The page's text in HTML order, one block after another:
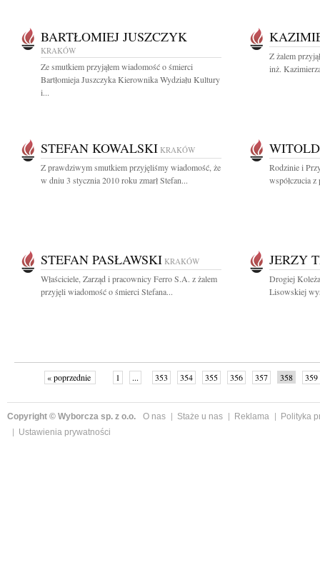
BARTŁOMIEJ JUSZCZYK
KRAKÓW
Ze smutkiem przyjąłem wiadomość o śmierci
Bartłomieja Juszczyka Kierownika Wydziału Kultury
i...
Z żalem
inż.
STEFAN KOWALSKI KRAKÓW
Z prawdziwym smutkiem przyjęliśmy wiadomość, że
w dniu 3 stycznia 2010 roku zmarł Stefan...
Rodzinie i
współczucia
STEFAN PASŁAWSKI KRAKÓW
Właściciele, Zarząd i pracownicy Ferro S.A. z żalem
przyjęli wiadomość o śmierci Stefana...
JERZY
Drogiej
Lisowskiej
« poprzednie 1 ... 353 354 355 356 357 358 359
Copyright © Wyborcza sp. z o.o. O nas Staże u nas Reklama
Polityka
Ustawienia prywatności